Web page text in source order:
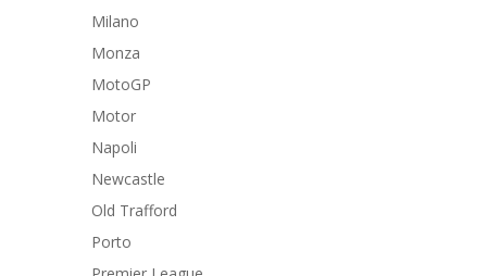
Milano
Monza
MotoGP
Motor
Napoli
Newcastle
Old Trafford
Porto